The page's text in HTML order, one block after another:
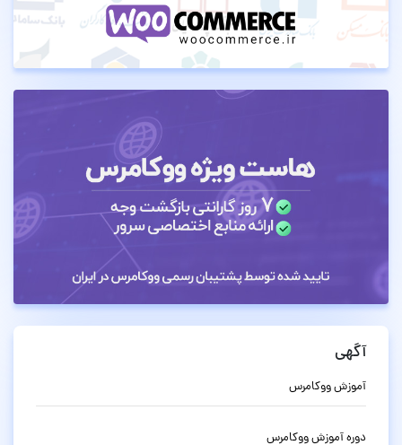
آگهی
آموزش ووکامرس
دوره آموزش ووکامرس